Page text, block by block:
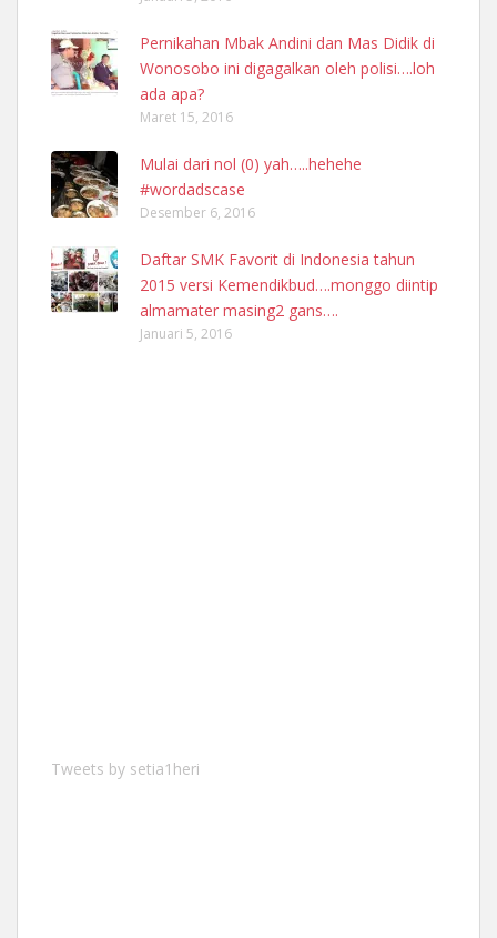
Pernikahan Mbak Andini dan Mas Didik di
Wonosobo ini digagalkan oleh polisi….loh
ada apa?
Maret 15, 2016
Mulai dari nol (0) yah…..hehehe
#wordadscase
Desember 6, 2016
Daftar SMK Favorit di Indonesia tahun
2015 versi Kemendikbud….monggo diintip
almamater masing2 gans….
Januari 5, 2016
Tweets by setia1heri